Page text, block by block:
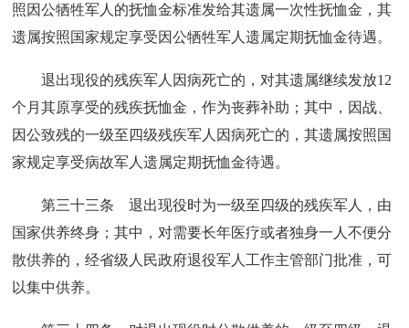
照因公牺牲军人的抚恤金标准发给其遗属一次性抚恤金，其
遗属按照国家规定享受因公牺牲军人遗属定期抚恤金待遇。
退出现役的残疾军人因病死亡的，对其遗属继续发放12
个月其原享受的残疾抚恤金，作为丧葬补助；其中，因战、
因公致残的一级至四级残疾军人因病死亡的，其遗属按照国
家规定享受病故军人遗属定期抚恤金待遇。
第三十三条 退出现役时为一级至四级的残疾军人，由
国家供养终身；其中，对需要长年医疗或者独身一人不便分
散供养的，经省级人民政府退役军人工作主管部门批准，可
以集中供养。